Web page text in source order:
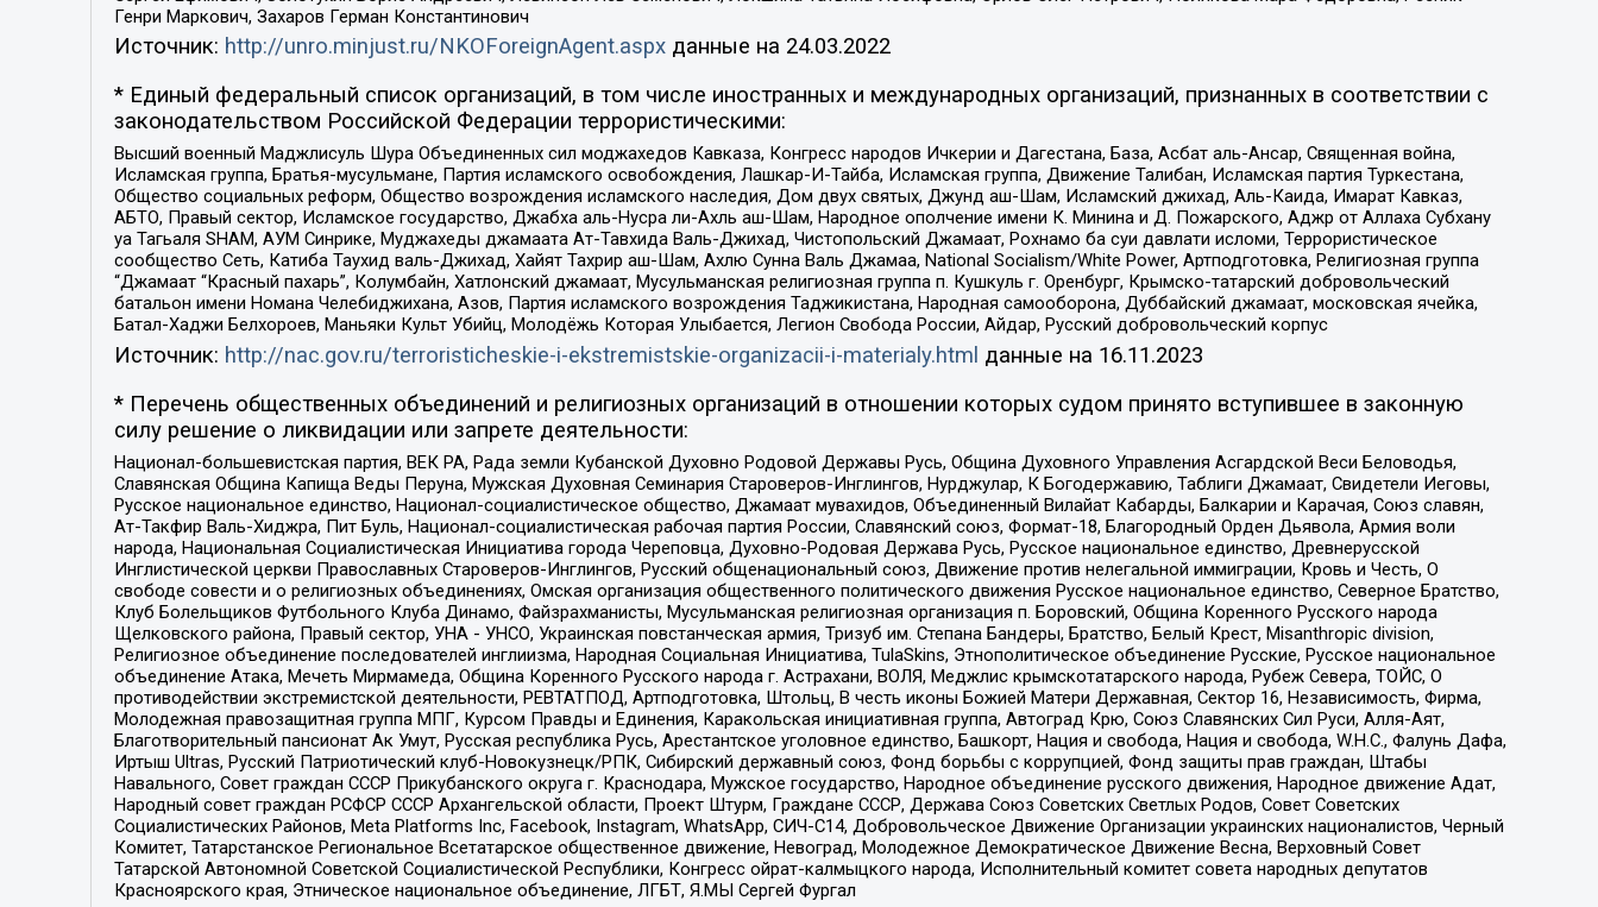
Генри Маркович, Захаров Герман Константинович
Источник: http://unro.minjust.ru/NKOForeignAgent.aspxданные на 24.03.2022
* Единый федеральный список организаций, в том числе иностранных и международных организаций, признанных в соответствии с
законодательством Российской Федерации террористическими:
Высший военный Маджлисуль Шура Объединенных сил моджахедов Кавказа, Конгресс народов Ичкерии и Дагестана, База, Асбат аль-Ансар, Священная война,
Исламская группа, Братья-мусульмане, Партия исламского освобождения, Лашкар-И-Тайба, Исламская группа, Движение Талибан, Исламская партия Туркестана,
Общество социальных реформ, Общество возрождения исламского наследия, Дом двух святых, Джунд аш-Шам, Исламский джихад, Аль-Каида, Имарат Кавказ,
АБТО, Правый сектор, Исламское государство, Джабха аль-Нусра ли-Ахль аш-Шам, Народное ополчение имени К. Минина и Д. Пожарского, Аджр от Аллаха Субхану
уа Тагьаля SHAM, АУМ Синрике, Муджахеды джамаата Ат-Тавхида Валь-Джихад, Чистопольский Джамаат, Рохнамо ба суи давлати исломи, Террористическое
сообщество Сеть, Катиба Таухид валь-Джихад, Хайят Тахрир аш-Шам, Ахлю Сунна Валь Джамаа, National Socialism/White Power, Артподготовка, Религиозная группа
“Джамаат “Красный пахарь”, Колумбайн, Хатлонский джамаат, Мусульманская религиозная группа п. Кушкуль г. Оренбург, Крымско-татарский добровольческий
батальон имени Номана Челебиджихана, Азов, Партия исламского возрождения Таджикистана, Народная самооборона, Дуббайский джамаат, московская ячейка,
Батал-Хаджи Белхороев, Маньяки Культ Убийц, Молодёжь Которая Улыбается, Легион Свобода России, Айдар, Русский добровольческий корпус
Источник: http://nac.gov.ru/terroristicheskie-i-ekstremistskie-organizacii-i-materialy.html данные на 16.11.2023
* Перечень общественных объединений и религиозных организаций в отношении которых судом принято вступившее в законную
силу решение о ликвидации или запрете деятельности:
Национал-большевистская партия, ВЕК РА, Рада земли Кубанской Духовно Родовой Державы Русь, Община Духовного Управления Асгардской Веси Беловодья,
Славянская Община Капища Веды Перуна, Мужская Духовная Семинария Староверов-Инглингов, Нурджулар, К Богодержавию, Таблиги Джамаат, Свидетели Иеговы,
Русское национальное единство, Национал-социалистическое общество, Джамаат мувахидов, Объединенный Вилайат Кабарды, Балкарии и Карачая, Союз славян,
Ат-Такфир Валь-Хиджра, Пит Буль, Национал-социалистическая рабочая партия России, Славянский союз, Формат-18, Благородный Орден Дьявола, Армия воли
народа, Национальная Социалистическая Инициатива города Череповца, Духовно-Родовая Держава Русь, Русское национальное единство, Древнерусской
Инглистической церкви Православных Староверов-Инглингов, Русский общенациональный союз, Движение против нелегальной иммиграции, Кровь и Честь, О
свободе совести и о религиозных объединениях, Омская организация общественного политического движения Русское национальное единство, Северное Братство,
Клуб Болельщиков Футбольного Клуба Динамо, Файзрахманисты, Мусульманская религиозная организация п. Боровский, Община Коренного Русского народа
Щелковского района, Правый сектор, УНА - УНСО, Украинская повстанческая армия, Тризуб им. Степана Бандеры, Братство, Белый Крест, Misanthropic division,
Религиозное объединение последователей инглиизма, Народная Социальная Инициатива, TulaSkins, Этнополитическое объединение Русские, Русское национальное
объединение Атака, Мечеть Мирмамеда, Община Коренного Русского народа г. Астрахани, ВОЛЯ, Меджлис крымскотатарского народа, Рубеж Севера, ТОЙС, О
противодействии экстремистской деятельности, РЕВТАТПОД, Артподготовка, Штольц, В честь иконы Божией Матери Державная, Сектор 16, Независимость, Фирма,
Молодежная правозащитная группа МПГ, Курсом Правды и Единения, Каракольская инициативная группа, Автоград Крю, Союз Славянских Сил Руси, Алля-Аят,
Благотворительный пансионат Ак Умут, Русская республика Русь, Арестантское уголовное единство, Башкорт, Нация и свобода, Нация и свобода, W.H.С., Фалунь Дафа,
Иртыш Ultras, Русский Патриотический клуб-Новокузнецк/РПК, Сибирский державный союз, Фонд борьбы с коррупцией, Фонд защиты прав граждан, Штабы
Навального, Совет граждан СССР Прикубанского округа г. Краснодара, Мужское государство, Народное объединение русского движения, Народное движение Адат,
Народный совет граждан РСФСР СССР Архангельской области, Проект Штурм, Граждане СССР, Держава Союз Советских Светлых Родов, Совет Советских
Социалистических Районов, Meta Platforms Inc, Facebook, Instagram, WhatsApp, СИЧ-С14, Добровольческое Движение Организации украинских националистов, Черный
Комитет, Татарстанское Региональное Всетатарское общественное движение, Невоград, Молодежное Демократическое Движение Весна, Верховный Совет
Татарской Автономной Советской Социалистической Республики, Конгресс ойрат-калмыцкого народа, Исполнительный комитет совета народных депутатов
Красноярского края, Этническое национальное объединение, ЛГБТ, Я.МЫ Сергей Фургал